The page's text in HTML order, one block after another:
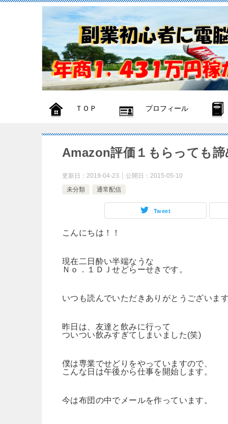
ＴＯＰ プロフィール
Amazon評価１もらっても
更新日： 2019-04-23 公開日： 2015-05-10
未分類
通常配信
Tweet
こんにちは！！
現在二日酔い半端なうな
Ｎｏ．１ＤＪせどらーせきです。
いつも読んでいただきありがとうございます
昨日は、友達と飲みに行って
ついつい飲みすぎてしまいました(笑)
僕は専業でせどりをやっていますので、
こんな日は午後から仕事を開始します。
今は布団の中でメールを作っています。